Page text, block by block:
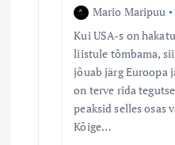
Mario Maripuu
Kui USA-s on
liistule tõmbama,
jõuab järg Euroopa
on terve rida
peaksid selles osas
Kõige…